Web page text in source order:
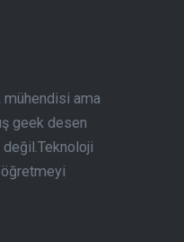
mühendisi ama
geek desen